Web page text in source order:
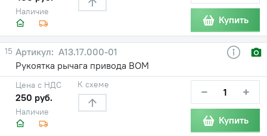
Наличие
Купить
15
А13.17.000-01
Рукоятка рычага привода ВОМ
Наличие
Цена с НДС
250 руб.
К схеме − +
Купить